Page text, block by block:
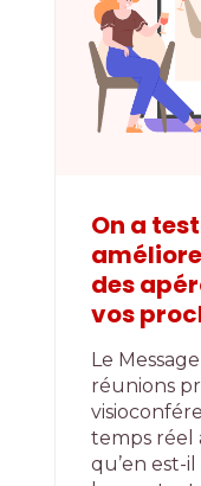
On a
des
vos
Le
réunions
temps réel
qu’en est-